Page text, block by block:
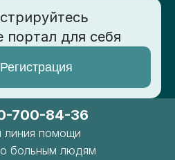
портал для себя
700-84-36
линия помощи
больным людям